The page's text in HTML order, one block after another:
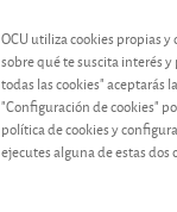
OCU utiliza cookies propias
sobre qué te suscita interés
todas las cookies" aceptarás
"Configuración de cookies"
política de cookies y
ejecutes alguna de estas dos